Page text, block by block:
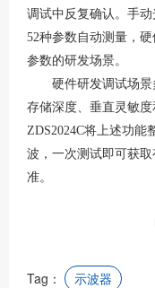
调试中反复确认。手
52种参数自动测量，
参数的研发场景。
硬件研发调试场景
存储深度、垂直灵敏度
ZDS2024C将上述功能
波，一次测试即可获
准。
Tag： 示波器